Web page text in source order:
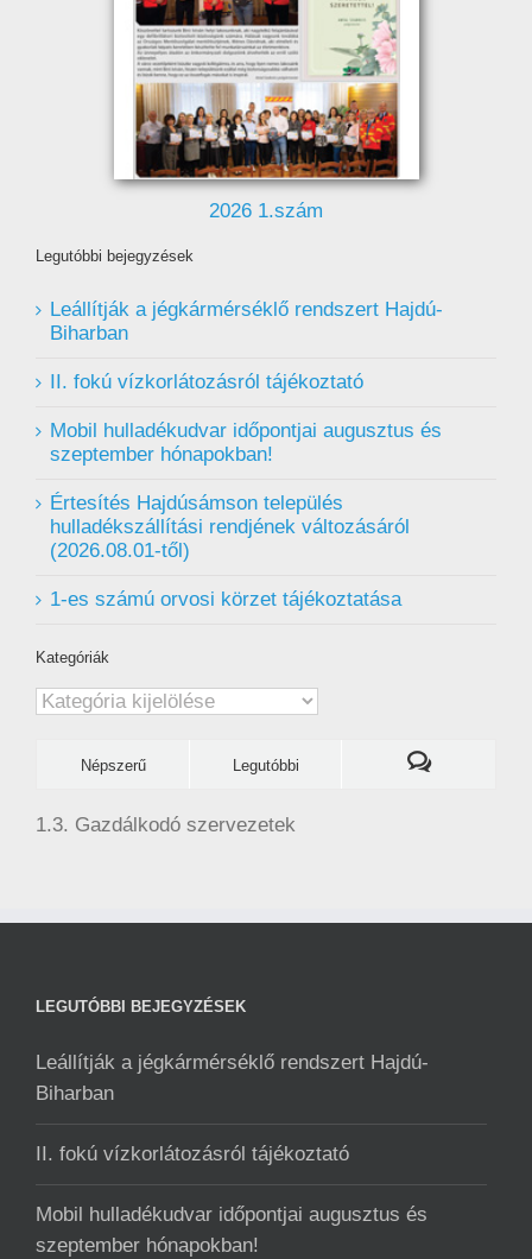
2026 1.szám
Legutóbbi bejegyzések
Leállítják a jégkármérséklő rendszert Hajdú-
Biharban
II. fokú vízkorlátozásról tájékoztató
Mobil hulladékudvar ️időpontjai augusztus és
szeptember hónapokban!
Értesítés Hajdúsámson település
hulladékszállítási rendjének változásáról
(2026.08.01-től)
1-es számú orvosi körzet tájékoztatása
Kategóriák
Kategóriák
Népszerű Legutóbbi
1.3. Gazdálkodó szervezetek
LEGUTÓBBI BEJEGYZÉSEK
Leállítják a jégkármérséklő rendszert Hajdú-
Biharban
II. fokú vízkorlátozásról tájékoztató
Mobil hulladékudvar ️időpontjai augusztus és
szeptember hónapokban!